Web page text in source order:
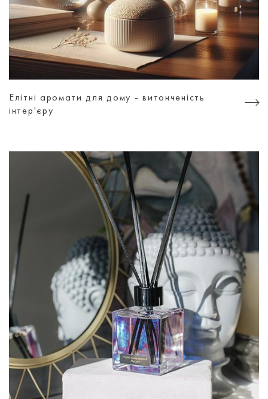
Елітні аромати для дому - витонченість
інтер'єру